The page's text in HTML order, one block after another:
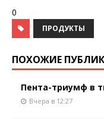
0
ПРОДУКТЫ
ПОХОЖИЕ
Пента-триумф в
Вчера в 12:27